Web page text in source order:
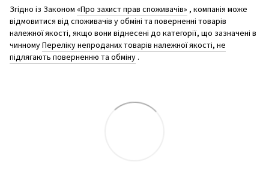
Згідно із Законом «Про захист прав споживачів» , компанія може
відмовитися від споживачів у обміні та поверненні товарів
належної якості, якщо вони віднесені до категорії, що зазначені в
чинномуПереліку непроданих товарів належної якості, не
підлягають поверненню та обміну .